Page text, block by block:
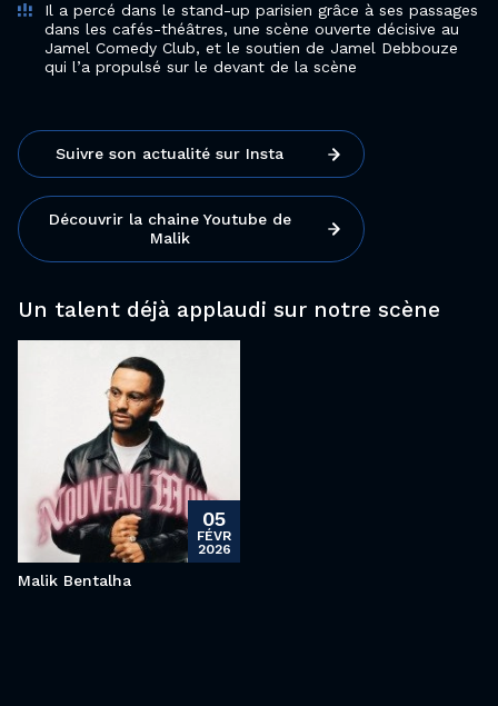
Il a percé dans le stand-up parisien grâce à ses passages
dans les cafés-théâtres, une scène ouverte décisive au
Jamel Comedy Club, et le soutien de Jamel Debbouze
qui l’a propulsé sur le devant de la scène
Suivre son actualité sur Insta
Découvrir la chaine Youtube de
Malik
Un talent déjà applaudi sur notre scène
05
FÉVR
2026
Malik Bentalha